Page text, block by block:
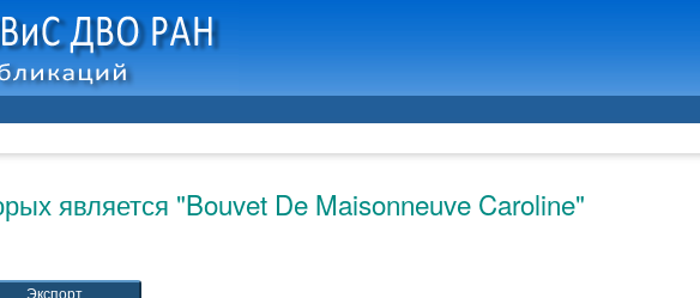
является "Bouvet De Maisonneuve Caroline"